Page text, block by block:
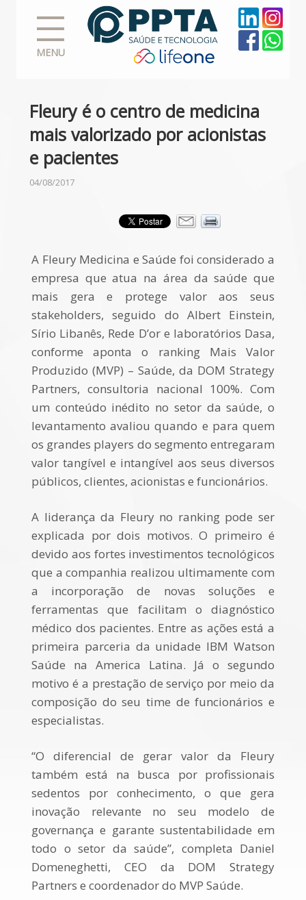
MENU
Fleury é o centro de medicina
mais valorizado por acionistas
e pacientes
04/08/2017
A Fleury Medicina e Saúde foi considerado a
empresa que atua na área da saúde que
mais gera e protege valor aos seus
stakeholders, seguido do Albert Einstein,
Sírio Libanês, Rede D’or e laboratórios Dasa,
conforme aponta o ranking Mais Valor
Produzido (MVP) – Saúde, da DOM Strategy
Partners, consultoria nacional 100%. Com
um conteúdo inédito no setor da saúde, o
levantamento avaliou quando e para quem
os grandes players do segmento entregaram
valor tangível e intangível aos seus diversos
públicos, clientes, acionistas e funcionários.
A liderança da Fleury no ranking pode ser
explicada por dois motivos. O primeiro é
devido aos fortes investimentos tecnológicos
que a companhia realizou ultimamente com
a incorporação de novas soluções e
ferramentas que facilitam o diagnóstico
médico dos pacientes. Entre as ações está a
primeira parceria da unidade IBM Watson
Saúde na America Latina. Já o segundo
motivo é a prestação de serviço por meio da
composição do seu time de funcionários e
especialistas.
“O diferencial de gerar valor da Fleury
também está na busca por profissionais
sedentos por conhecimento, o que gera
inovação relevante no seu modelo de
governança e garante sustentabilidade em
todo o setor da saúde”, completa Daniel
Domeneghetti, CEO da DOM Strategy
Partners e coordenador do MVP Saúde.